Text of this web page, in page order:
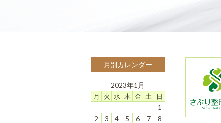
月別カレンダー
2023年1月
月 火 水 木 金 土 日
1
2
3 4 5 6 7
8